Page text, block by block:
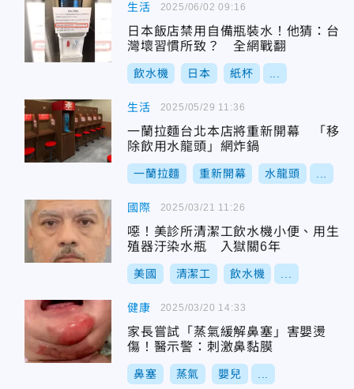
生活
日本飯店禁用自備瓶裝水！他猜：台
灣壞習慣所致？ 全網戰翻
飲水機 日本 紙杯
2025/06/02 09:16
生活
一蘭拉麵台北本店將重新開幕 「移
除飲用水龍頭」網炸鍋
一蘭拉麵 重新開幕 水龍頭
2025/05/29 11:36
國際
噁！美診所清潔工飲水機小便、用生
殖器汙染水瓶 入獄關6年
美國 清潔工 飲水機
2025/03/21 11:26
健康
家長嘗試「蒸氣緩解鼻塞」害嬰燙
傷！醫示警：刺激鼻黏膜
鼻塞 蒸氣 嬰兒
2025/03/20 14:33